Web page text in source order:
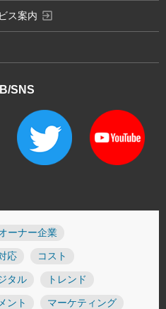
ーナー企業
応 コスト
タル トレンド
ント マーケティング
SNS
ス案内 exit_to_app